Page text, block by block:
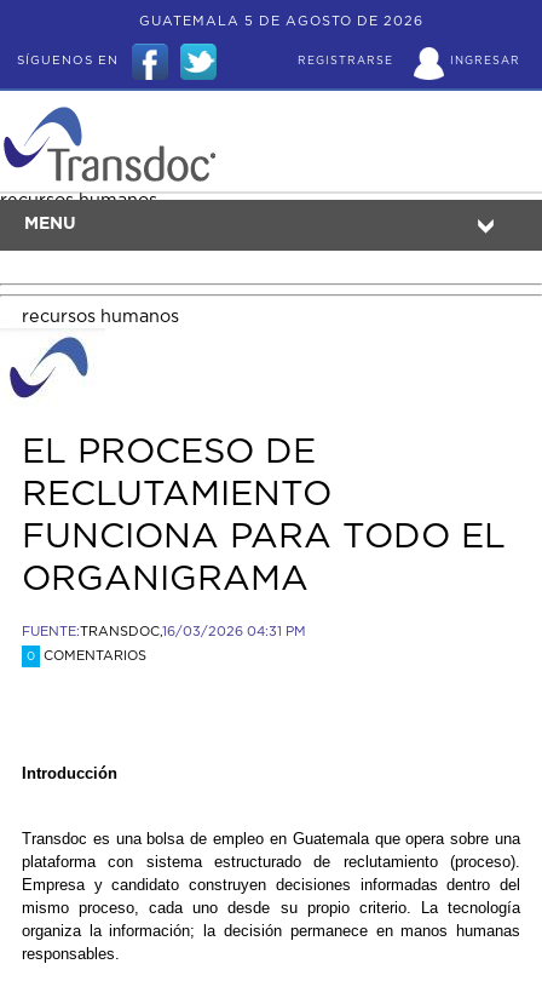
GUATEMALA 5 DE AGOSTO DE 2026
INGRESAR
REGISTRARSE
SÍGUENOS EN
MENU
recursos humanos
recursos humanos
EL PROCESO DE
RECLUTAMIENTO
FUNCIONA PARA TODO EL
ORGANIGRAMA
FUENTE:TRANSDOC,16/03/2026 04:31 PM
0 COMENTARIOS
Introducción
Transdoc es una bolsa de empleo en Guatemala que opera sobre una
plataforma con sistema estructurado de reclutamiento (proceso).
Empresa y candidato construyen decisiones informadas dentro del
mismo proceso, cada uno desde su propio criterio. La tecnología
organiza la información; la decisión permanece en manos humanas
responsables.